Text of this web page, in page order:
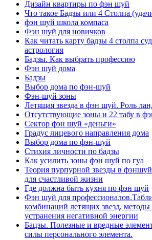
Дизайн квартиры по фэн шуй
Что такое Бадзы или 4 Столпа
фэн шуй школа компаса
Фэн шуй для новичков
Как читать карту бадзы 4 столпа
астрология
Бадзы. Как выбрать профессию
Фэн шуй дома
Бадзы
Выбор дома по фэн-шуй
Фэн-шуй зоны
Летящая звезда в фэн шуй. Роль
Отсутствующие зоны и 22 табу в
Сектор фэн шуй «деньги»
Градус лицевого направления дома
Выбор дома по фэн-шуй
Стихия личности по бадзы
Как усилить зоны фэн шуй по гуа
Теория пурпурной звезды в
для счастливой жизни
Где должна быть кухня по фэн шуй
Фэн шуй для
комбинаций летящих звезд, методы
устранения негативной энергии
Бацзы. Полезные и вредные
силы персонального элемента.